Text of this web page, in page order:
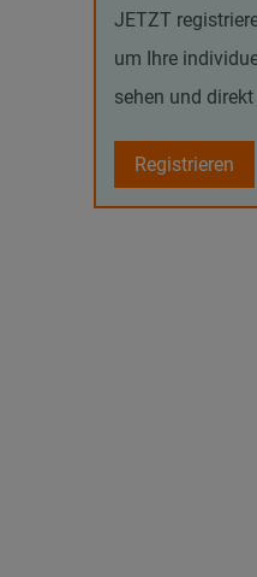
JETZT
um Ihre
sehen und
Registrieren